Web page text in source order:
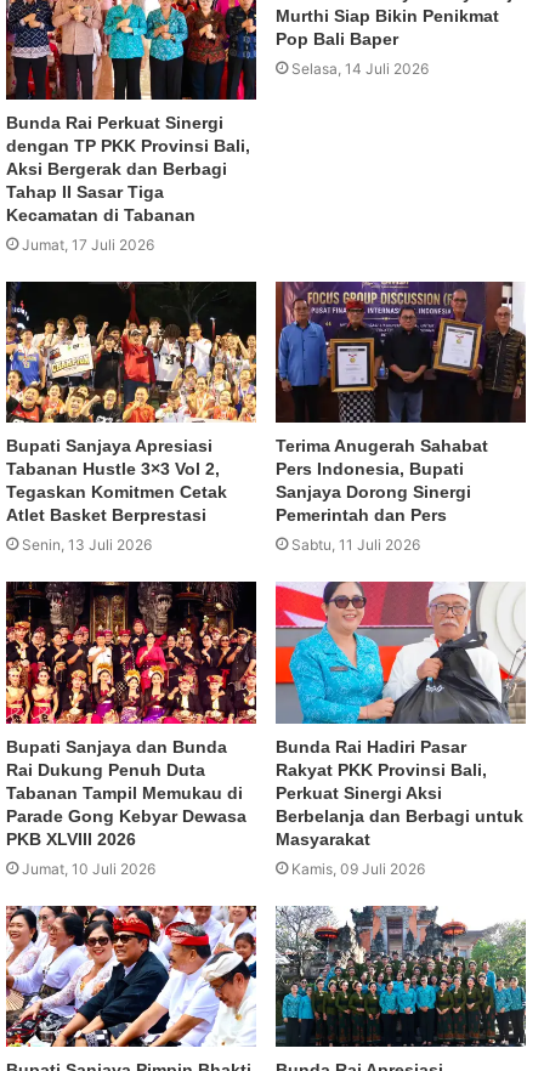
Bunda Rai Perkuat Sinergi
dengan TP PKK Provinsi Bali,
Aksi Bergerak dan Berbagi
Tahap II Sasar Tiga
Kecamatan di Tabanan
Jumat, 17 Juli 2026
Murthi Siap Bikin Penikmat
Pop Bali Baper
Selasa, 14 Juli 2026
Bupati Sanjaya Apresiasi
Tabanan Hustle 3×3 Vol 2,
Tegaskan Komitmen Cetak
Atlet Basket Berprestasi
Senin, 13 Juli 2026
Terima Anugerah Sahabat
Pers Indonesia, Bupati
Sanjaya Dorong Sinergi
Pemerintah dan Pers
Sabtu, 11 Juli 2026
Bupati Sanjaya dan Bunda
Rai Dukung Penuh Duta
Tabanan Tampil Memukau di
Parade Gong Kebyar Dewasa
PKB XLVIII 2026
Jumat, 10 Juli 2026
Bunda Rai Hadiri Pasar
Rakyat PKK Provinsi Bali,
Perkuat Sinergi Aksi
Berbelanja dan Berbagi untuk
Masyarakat
Kamis, 09 Juli 2026